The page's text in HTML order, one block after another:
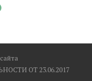
ОТ 23.06.2017